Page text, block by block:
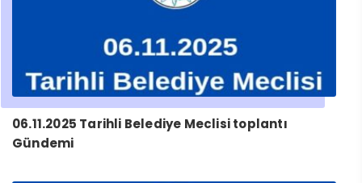
06.11.2025 Tarihli Belediye Meclisi toplantı
Gündemi